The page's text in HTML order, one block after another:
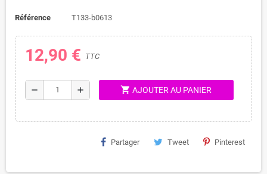
Référence T133-b0613
12,90 € TTC
remove add shopping_cart AJOUTER AU PANIER
Partager Tweet Pinterest